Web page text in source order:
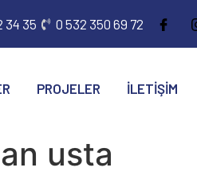
34 35 0 532 350 69 72
PROJELER İLETIŞIM
usta